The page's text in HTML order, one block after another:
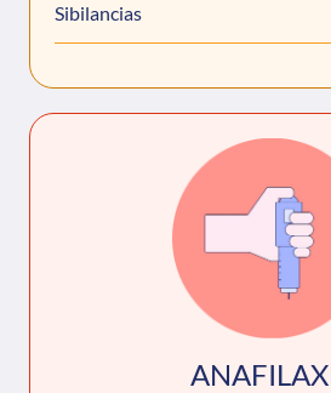
Sibilancias